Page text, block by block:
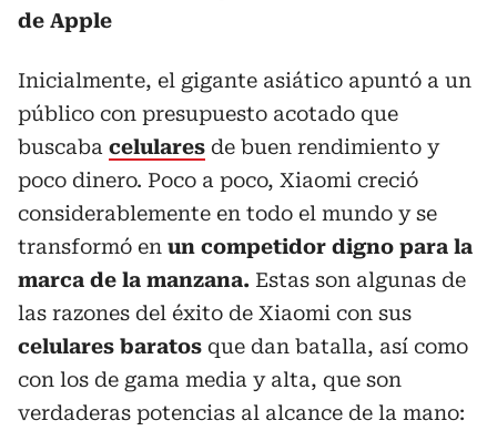
de Apple
Inicialmente, el gigante asiático apuntó a un
público con presupuesto acotado que
buscaba celulares de buen rendimiento y
poco dinero. Poco a poco, Xiaomi creció
considerablemente en todo el mundo y se
transformó en un competidor digno para la
marca de la manzana. Estas son algunas de
las razones del éxito de Xiaomi con sus
celulares baratos que dan batalla, así como
con los de gama media y alta, que son
verdaderas potencias al alcance de la mano: